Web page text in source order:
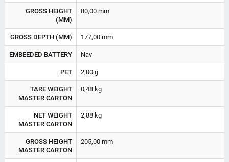
GROSS HEIGHT
(MM)
80,00 mm
GROSS DEPTH (MM) 177,00 mm
EMBEEDED BATTERY Nav
PET 2,00 g
TARE WEIGHT
MASTER CARTON
0,48 kg
NET WEIGHT
MASTER CARTON
2,88 kg
GROSS HEIGHT
MASTER CARTON
205,00 mm